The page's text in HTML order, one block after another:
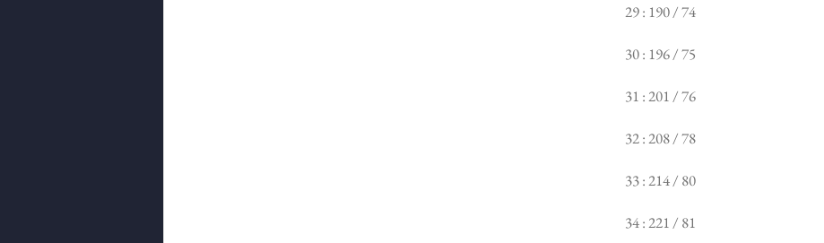
29 : 190 / 74
30 : 196 / 75
31 : 201 / 76
32 : 208 / 78
33 : 214 / 80
34 : 221 / 81